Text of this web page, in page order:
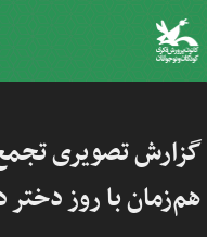
گزارش تصویری
هم‌زمان با روز دختر